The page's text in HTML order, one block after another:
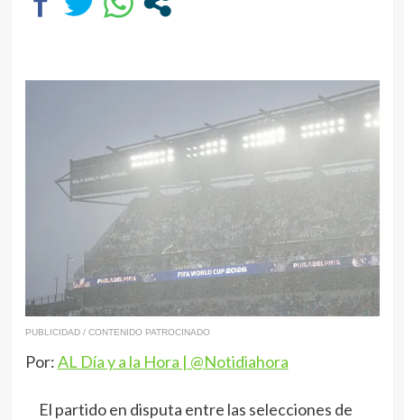
PUBLICIDAD / CONTENIDO PATROCINADO
Por:AL Día y a la Hora | @Notidiahora
El partido en disputa entre las selecciones de